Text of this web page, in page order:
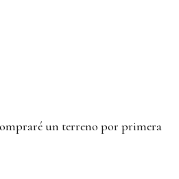
un terreno por primera